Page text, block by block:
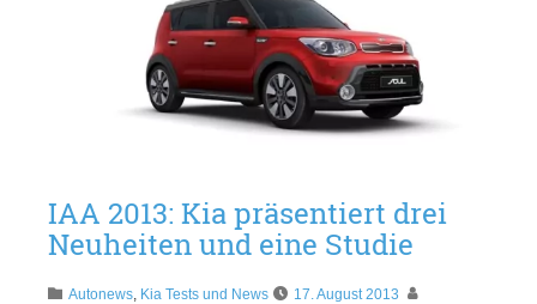
IAA 2013: Kia präsentiert drei
Neuheiten und eine Studie
Autonews Kia Tests und News
17. August 2013